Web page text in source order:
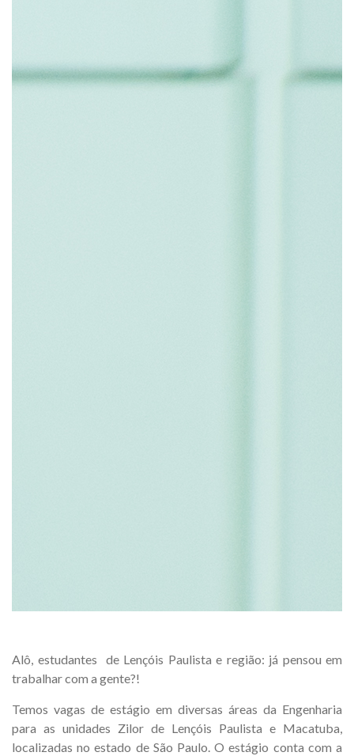
Alô, estudantes de Lençóis Paulista e região: já pensou em
trabalhar com a gente?!
Temos vagas de estágio em diversas áreas da Engenharia
para as unidades Zilor de Lençóis Paulista e Macatuba,
localizadas no estado de São Paulo. O estágio conta com a